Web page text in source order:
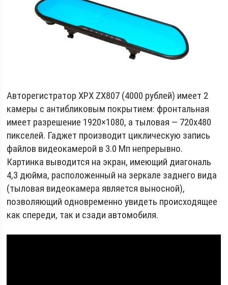
Авторегистратор XPX ZX807 (4000 рублей) имеет 2
камеры с антибликовым покрытием: фронтальная
имеет разрешение 1920×1080, а тыловая — 720х480
пикселей. Гаджет производит циклическую запись
файлов видеокамерой в 3.0 Мп непрерывно.
Картинка выводится на экран, имеющий диагональ
4,3 дюйма, расположенный на зеркале заднего вида
(тыловая видеокамера является выносной),
позволяющий одновременно увидеть происходящее
как спереди, так и сзади автомобиля.